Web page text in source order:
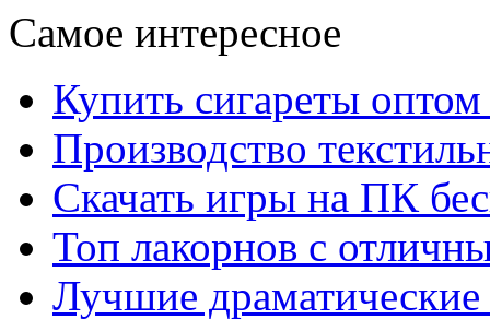
Самое интересное
Купить сигареты
Производство
Скачать игры на ПК
Топ лакорнов с
Лучшие